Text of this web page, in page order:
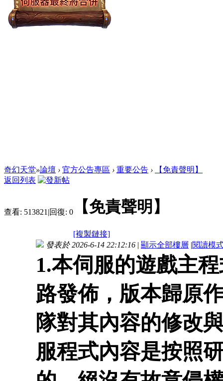
奇幻天堂»論壇 › 官方公告專區 › 重要公告 ›
【免責聲明】
返回列表
查看: 513821 |回復: 0 【免責聲明】
[複製鏈接]
發表於 2026-6-14 22:12:16 | 顯示全部樓層 |閱讀模
1.本伺服的遊戲主
路發佈，版本歸原
隊對其內容的修改
服程式內容是按照